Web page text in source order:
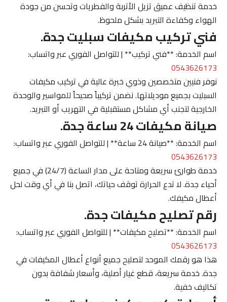
خدمة تنظيف عميق تزيل الأتربة والفطريات وتحسن من جودة
الهواء وكفاءة التبريد بشكل ملحوظ.
فني تركيب مكيفات سبليت جدة.
اسم الخدمة: **فني تركيب** | للتواصل الفوري عبر واتساب:
0543626173
نوفر فنيين متخصصين وذوي خبرة عالية في تركيب مكيفات
السبليت بجميع موديلاتها. نضمن تركيباً صحيحاً للمواسير والوحدة
الخارجية لتجنب أي مشاكل مستقبلية في التهريب أو التبريد.
صيانة مكيفات 24 ساعة جدة.
اسم الخدمة: **صيانة 24 ساعة** | للتواصل الفوري عبر واتساب:
0543626173
خدمة طوارئ سريعة ومتاحة على مدار الساعة (24/7) في جميع
أحياء جدة. لا تدع الحرارة توقف حياتك، اتصل بنا في أي وقت لحل
أعطال مكيفك.
رقم تصليح مكيفات جدة.
اسم الخدمة: **تصليح مكيفات** | للتواصل الفوري عبر واتساب:
0543626173
هذا هو رقمك الموحد لتصليح جميع أنواع أعطال المكيفات في
جدة. خدمة سريعة، قطع غيار أصلية، وأسعار شفافة بدون
تكاليف خفية.